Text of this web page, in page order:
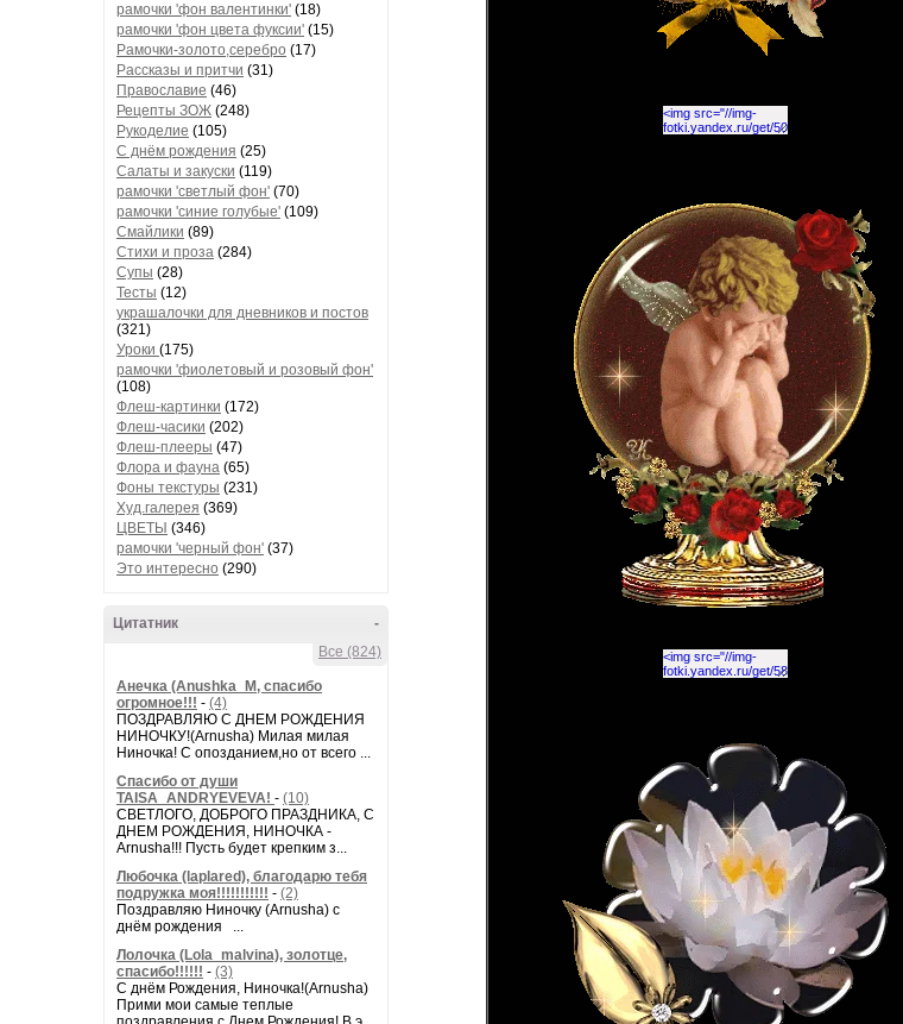
рамочки 'фон валентинки' (18)
рамочки 'фон цвета фуксии' (15)
Рамочки-золото,серебро (17)
Рассказы и притчи (31)
Православие (46)
Рецепты ЗОЖ (248)
Рукоделие (105)
С днём рождения (25)
Салаты и закуски (119)
рамочки 'светлый фон' (70)
рамочки 'синие голубые' (109)
Смайлики (89)
Стихи и проза (284)
Супы (28)
Тесты (12)
украшалочки для дневников и постов
(321)
Уроки (175)
рамочки 'фиолетовый и розовый фон'
(108)
Флеш-картинки (172)
Флеш-часики (202)
Флеш-плееры (47)
Флора и фауна (65)
Фоны текстуры (231)
Худ.галерея (369)
ЦВЕТЫ (346)
рамочки 'черный фон' (37)
Это интересно (290)
-
Цитатник
Все (824)
Анечка (Anushka_M, спасибо
огромное!!! - (4)
ПОЗДРАВЛЯЮ С ДНЕМ РОЖДЕНИЯ
НИНОЧКУ!(Arnusha) Милая милая
Ниночка! С опозданием,но от всего ...
Спасибо от души
TAISA_ANDRYEVEVA! - (10)
СВЕТЛОГО, ДОБРОГО ПРАЗДНИКА, С
ДНЕМ РОЖДЕНИЯ, НИНОЧКА -
Arnusha!!! Пусть будет крепким з...
Любочка (laplared), благодарю тебя
подружка моя!!!!!!!!!!! - (2)
Поздравляю Ниночку (Arnusha) с
днём рождения ...
Лолочка (Lola_malvina), золотце,
спасибо!!!!!! - (3)
С днём Рождения, Ниночка!(Аrnusha)
Прими мои самые теплые